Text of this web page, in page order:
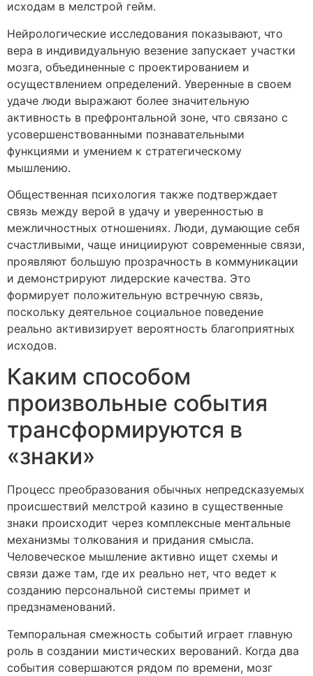
исходам в мелстрой гейм.
Нейрологические исследования показывают, что
вера в индивидуальную везение запускает участки
мозга, объединенные с проектированием и
осуществлением определений. Уверенные в своем
удаче люди выражают более значительную
активность в префронтальной зоне, что связано с
усовершенствованными познавательными
функциями и умением к стратегическому
мышлению.
Общественная психология также подтверждает
связь между верой в удачу и уверенностью в
межличностных отношениях. Люди, думающие себя
счастливыми, чаще инициируют современные связи,
проявляют большую прозрачность в коммуникации
и демонстрируют лидерские качества. Это
формирует положительную встречную связь,
поскольку деятельное социальное поведение
реально активизирует вероятность благоприятных
исходов.
Каким способом
произвольные события
трансформируются в
«знаки»
Процесс преобразования обычных непредсказуемых
происшествий мелстрой казино в существенные
знаки происходит через комплексные ментальные
механизмы толкования и придания смысла.
Человеческое мышление активно ищет схемы и
связи даже там, где их реально нет, что ведет к
созданию персональной системы примет и
предзнаменований.
Темпоральная смежность событий играет главную
роль в создании мистических верований. Когда два
события совершаются рядом по времени, мозг